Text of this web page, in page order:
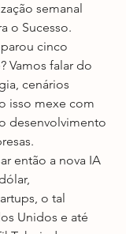
semanal
o Sucesso.
cinco
Vamos falar do
cenários
isso mexe com
desenvolvimento
então a nova IA
o tal
Unidos e até